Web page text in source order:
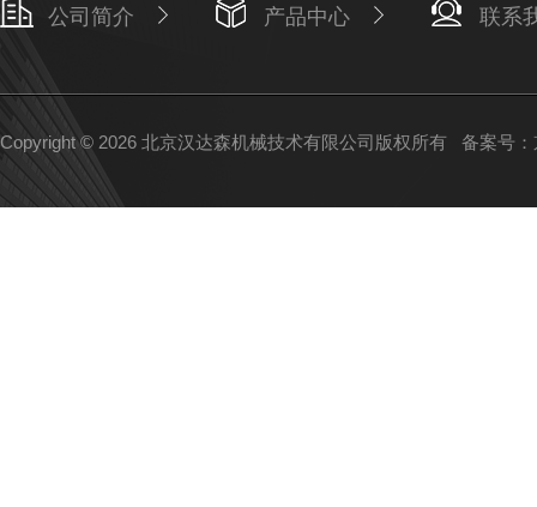
公司简介 产品中心 联系
Copyright © 2026 北京汉达森机械技术有限公司版权所有 备案号：